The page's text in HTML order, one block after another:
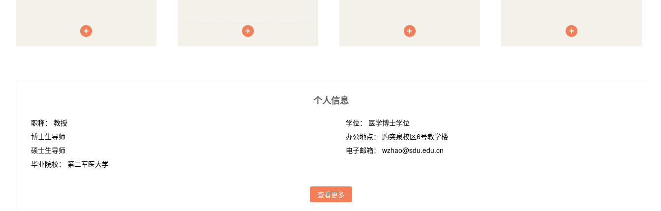
个人信息
职称： 教授
博士生导师
硕士生导师
毕业院校： 第二军医大学
学位： 医学博士学位
办公地点： 趵突泉校区6号教学楼
电子邮箱： wzhao@sdu.edu.cn
查看更多